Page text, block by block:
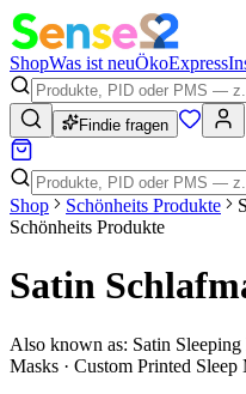
ShopWas ist neuÖkoExpress
Findie fragen
Shop Schönheits Produkte
Schönheits Produkte
Satin
Also known as: Satin
Masks · Custom Printed Sleep